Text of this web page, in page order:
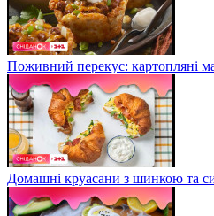
Поживний перекус: картопляні
Домашні круасани з шинкою та